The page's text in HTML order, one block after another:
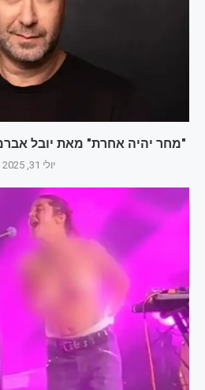
"מחר יהיה אחרת" מאת יובל
יולי 31, 2025